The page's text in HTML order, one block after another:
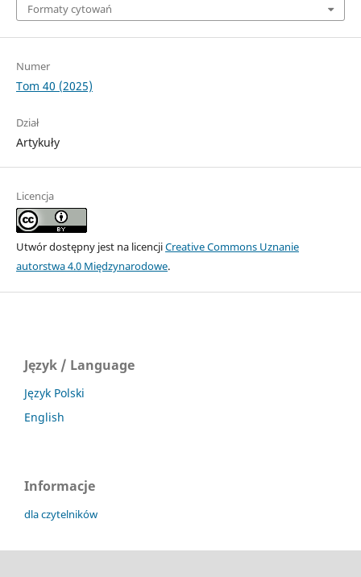
Formaty cytowań
Numer
Tom 40 (2025)
Dział
Artykuły
Licencja
Utwór dostępny jest na licencjiCreative Commons Uznanie
autorstwa 4.0 Międzynarodowe.
Język / Language
Język Polski
English
Informacje
dla czytelników